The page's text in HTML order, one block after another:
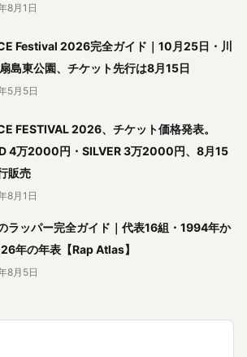
8月1日
Festival 2026完全ガイド｜10月25日・川
島東公園、チケット先行は8月15日
5月5日
FESTIVAL 2026、チケット価格発表。
4万2000円・SILVER 3万2000円、8月15
販売
8月1日
ラッパー完全ガイド｜代表16組・1994年か
年の年表【Rap Atlas】
8月5日